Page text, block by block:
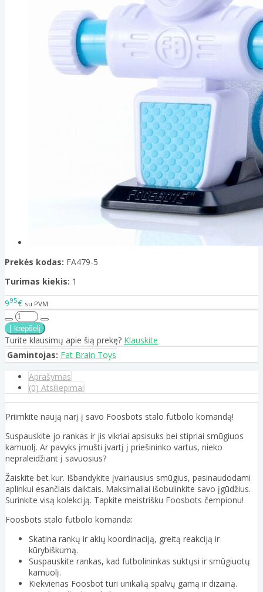
Prekės kodas: FA479-5
Turimas kiekis: 1
995€ su PVM
Turite klausimų apie šią prekę? Klauskite
Gamintojas: Fat Brain Toys
Aprašymas
(0) Atsiliepimai
Priimkite naują narį į savo Foosbots stalo futbolo komandą!
Suspauskite jo rankas ir jis vikriai apsisuks bei stipriai smūgiuos
kamuolį. Ar pavyks įmušti įvartį į priešininko vartus, nieko
nepraleidžiant į savuosius?
Žaiskite bet kur. Išbandykite įvairiausius smūgius, pasinaudodami
aplinkui esančiais daiktais. Maksimaliai išobulinkite savo įgūdžius.
Surinkite visą kolekciją. Tapkite meistrišku Foosbots čempionu!
Foosbots stalo futbolo komanda:
Skatina rankų ir akių koordinaciją, greitą reakciją ir
kūrybiškumą.
Suspauskite rankas, kad futbolininkas suktųsi ir smūgiuotų
kamuolį.
Kiekvienas Foosbot turi unikalią spalvų gamą ir dizainą.